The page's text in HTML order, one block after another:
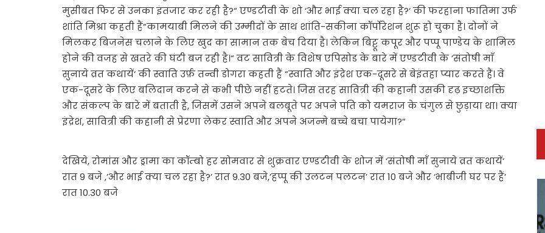
मुसीबत फिर से उनका इंतजार कर रही है?“ एण्डटीवी के शो ‘और भाई क्या चल रहा है?‘ की फरहाना फातिमा उर्फ
शांति मिश्रा कहती हैं“कामयाबी मिलने की उम्मीदों के साथ शांति-सकीना कॉर्पोरेशन शुरू हो चुका है। दोनों ने
मिलकर बिजनेस चलाने के लिए खुद का सामान तक बेच दिया है। लेकिन बिट्टू कपूर और पप्पू पाण्डेय के शामिल
होने की वजह से खतरे की घंटी बज रही है।“ वट सावित्री के विशेष एपिसोड के बारे में एण्डटीवी के ‘संतोषी माँ
सुनाये व्रत कथायें‘ की स्वाति उर्फ़ तन्वी डोगरा कहती हैं “स्वाति और इंद्रेश एक-दूसरे से बेइंतहा प्यार करते हैं। वे
एक-दूसरे के लिए बलिदान करने से कभी पीछे नहीं हटते। जिस तरह सावित्री की कहानी उसकी दृढ़ इच्छाशक्ति
और संकल्प के बारे में बताती है, जिसमें उसने अपने बलबूते पर अपने पति को यमराज के चंगुल से छुड़ाया था। क्या
इंद्रेश, सावित्री की कहानी से प्रेरणा लेकर स्वाति और अपने अजन्मे बच्चे बचा पायेगा?“
देखिये, रोमांस और ड्रामा का कॉम्बो हर सोमवार से शुक्रवार एण्डटीवी के शोज में ‘संतोषी माँ सुनाये व्रत कथायें‘
रात 9 बजे ,’और भाई क्या चल रहा है?’ रात 9.30 बजे,’हप्पू की उलटन पलटन’ रात 10 बजे और ‘भाबीजी घर पर हैं’
रात 10.30 बजे